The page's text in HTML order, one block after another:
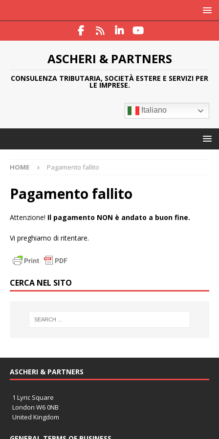
ASCHERI & PARTNERS
CONSULENZA TRIBUTARIA, SOCIETÀ ESTERE E SERVIZI PER
LE IMPRESE.
Italiano
HOME Pagamento fallito
Pagamento fallito
Attenzione! Il pagamento NON è andato a buon fine.
Vi preghiamo di ritentare.
CERCA NEL SITO
ASCHERI & PARTNERS
1 Lyric Square
London W6 0NB
United Kingdom